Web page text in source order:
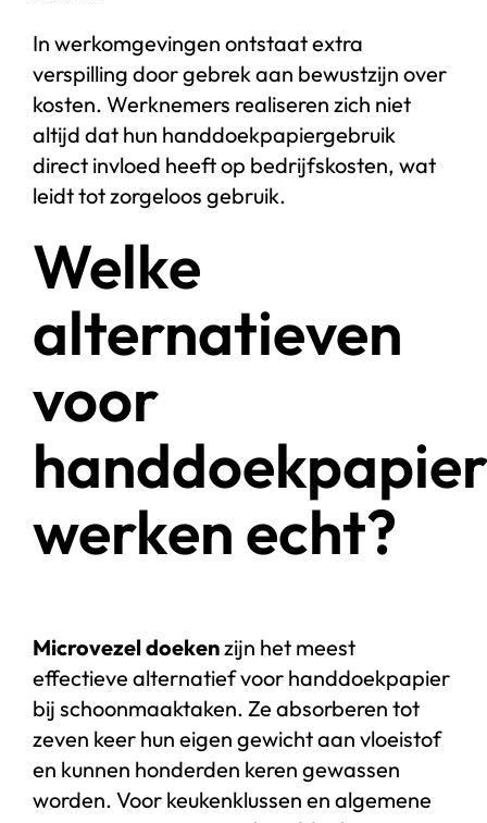
In werkomgevingen ontstaat extra
verspilling door gebrek aan bewustzijn over
kosten. Werknemers realiseren zich niet
altijd dat hun handdoekpapiergebruik
direct invloed heeft op bedrijfskosten, wat
leidt tot zorgeloos gebruik.
Welke
alternatieven
voor
handdoekpapier
werken echt?
Microvezel doekenzijn het meest
effectieve alternatief voor handdoekpapier
bij schoonmaaktaken. Ze absorberen tot
zeven keer hun eigen gewicht aan vloeistof
en kunnen honderden keren gewassen
worden. Voor keukenklussen en algemene